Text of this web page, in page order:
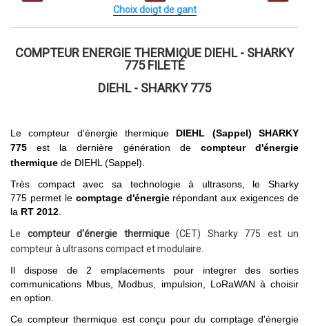
Choix doigt de gant
COMPTEUR ENERGIE THERMIQUE DIEHL - SHARKY
775 FILETÉ
DIEHL - SHARKY 775
Le compteur d'énergie thermique DIEHL (Sappel) SHARKY
775 est ladernière génération de compteur d'énergie
thermique de DIEHL (Sappel).
Très compact avec sa technologie à ultrasons, le Sharky
775 permet le comptage d'énergierépondantaux exigences de
la RT 2012.
Le compteur d'énergie thermique(CET) Sharky 775 est un
compteur à ultrasons compact et modulaire.
Il dispose de 2 emplacements pour integrerdes sorties
communications Mbus, Modbus, impulsion, LoRaWAN à choisir
en option.
Ce compteur thermique est conçu pour du comptage d'énergie